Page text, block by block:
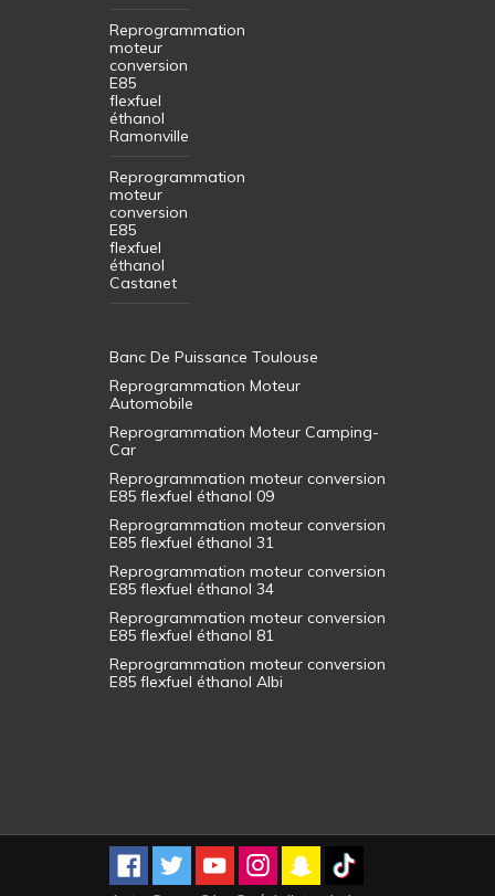
Reprogrammation
moteur
conversion
E85
flexfuel
éthanol
Ramonville
Reprogrammation
moteur
conversion
E85
flexfuel
éthanol
Castanet
Banc De Puissance Toulouse
Reprogrammation Moteur
Automobile
Reprogrammation Moteur Camping-
Car
Reprogrammation moteur conversion
E85 flexfuel éthanol 09
Reprogrammation moteur conversion
E85 flexfuel éthanol 31
Reprogrammation moteur conversion
E85 flexfuel éthanol 34
Reprogrammation moteur conversion
E85 flexfuel éthanol 81
Reprogrammation moteur conversion
E85 flexfuel éthanol Albi